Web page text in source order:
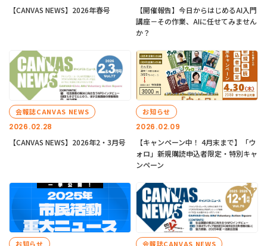
【CANVAS NEWS】2026年春号
【開催報告】今日からはじめるAI入門
講座－その作業、AIに任せてみません
か？
2026.02.28
会報誌CANVAS NEWS
【CANVAS NEWS】2026年2・3月号
2026.02.09
お知らせ
【キャンペーン中！ 4月末まで】「ウ
ォロ」新規購読申込者限定・特別キャ
ンペーン
お知らせ 会報誌CANVAS NEWS